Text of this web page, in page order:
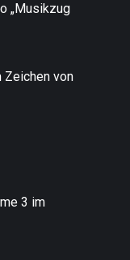
„Musikzug
Zeichen von
3 im